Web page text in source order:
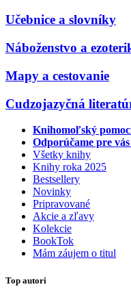
Učebnice a slovníky
Náboženstvo a
Mapy a cestovanie
Cudzojazyčná
Knihomoľský
Odporúčame pre vás
Všetky knihy
Knihy roka 2025
Bestsellery
Novinky
Pripravované
Akcie a zľavy
Kolekcie
BookTok
Mám záujem o titul
Top autori